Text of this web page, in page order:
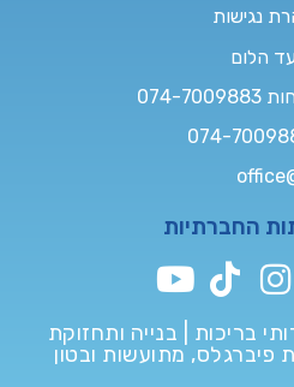
נגישות
החברתיות
בריכות | בנייה ותחזוקת
פיברגלס, מתועשות ובטון